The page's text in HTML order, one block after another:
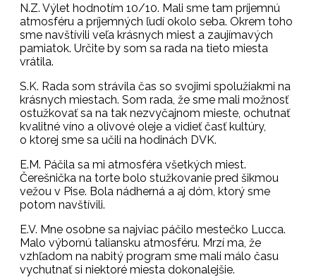
N.Z. Výlet hodnotím 10/10. Mali sme tam príjemnú
atmosféru a príjemných ľudí okolo seba. Okrem toho
sme navštívili veľa krásnych miest a zaujímavých
pamiatok. Určite by som sa rada na tieto miesta
vrátila.
S.K. Rada som strávila čas so svojimi spolužiakmi na
krásnych miestach. Som rada, že sme mali možnosť
ostužkovať sa na tak nezvyčajnom mieste, ochutnať
kvalitné víno a olivové oleje a vidieť časť kultúry,
o ktorej sme sa učili na hodinách DVK.
E.M. Páčila sa mi atmosféra všetkých miest.
Čerešnička na torte bolo stužkovanie pred šikmou
vežou v Pise. Bola nádherná a aj dóm, ktorý sme
potom navštívili.
E.V. Mne osobne sa najviac páčilo mestečko Lucca.
Malo výbornú taliansku atmosféru. Mrzí ma, že
vzhľadom na nabitý program sme mali málo času
vychutnať si niektoré miesta dokonalejšie.